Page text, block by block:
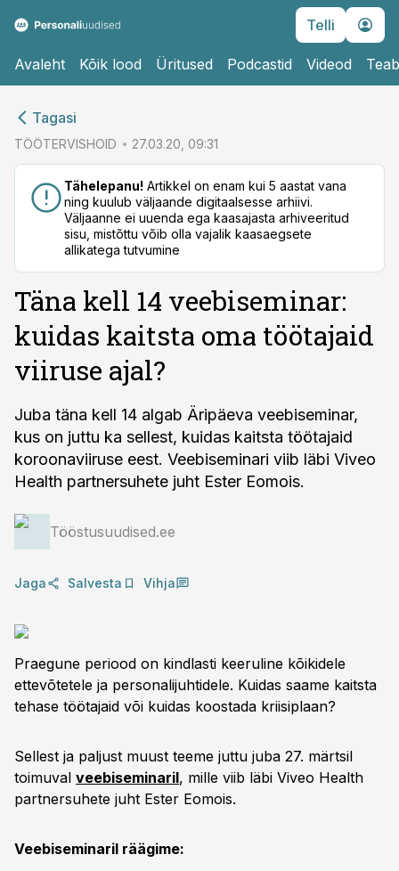
Telli
Avaleht Kõik lood Üritused Podcastid Videod
Tagasi
TÖÖTERVISHOID 27.03.20, 09:31
Tähelepanu! Artikkel on enam kui 5 aastat vana
ning kuulub väljaande digitaalsesse arhiivi.
Väljaanne ei uuenda ega kaasajasta arhiveeritud
sisu, mistõttu võib olla vajalik kaasaegsete
allikatega tutvumine
Täna kell 14 veebiseminar:
kuidas kaitsta oma töötajaid
viiruse ajal?
Juba täna kell 14 algab Äripäeva veebiseminar,
kus on juttu ka sellest, kuidas kaitsta töötajaid
koroonaviiruse eest. Veebiseminari viib läbi Viveo
Health partnersuhete juht Ester Eomois.
Tööstusuudised.ee
Jaga Salvesta Vihja
Praegune periood on kindlasti keeruline kõikidele
ettevõtetele ja personalijuhtidele. Kuidas saame kaitsta
tehase töötajaid või kuidas koostada kriisiplaan?
Sellest ja paljust muust teeme juttu juba 27. märtsil
toimuval veebiseminaril, mille viib läbi Viveo Health
partnersuhete juht Ester Eomois.
Veebiseminaril räägime: